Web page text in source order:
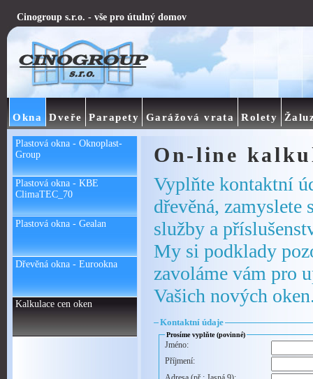
On-line
Vyplňte kontaktní
dřevěná, zamyslete
služby a
My si podklady
zavoláme vám pro
Vašich nových
Kontaktní údaje
Prosíme vyplňte (povinné)
Jméno:
Příjmení:
Plastová okna - Oknoplast-
Group
Plastová okna - KBE
ClimaTEC_70
Plastová okna - Gealan
Dřevěná okna - Eurookna
Kalkulace cen oken
Cinogroup s.r.o. - vše pro útulný domov
Okna Dveře Parapety Garážová vrata Rolety